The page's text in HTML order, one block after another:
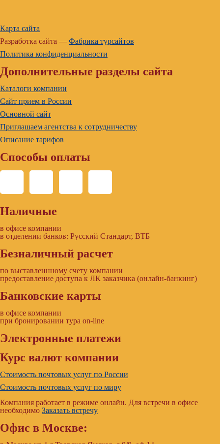
Карта сайта
Разработка сайта — Фабрика турсайтов
Политика конфиденциальности
Дополнительные разделы сайта
Каталоги компании
Сайт прием в России
Основной сайт
Приглашаем агентства к сотрудничеству
Описание тарифов
Способы оплаты
Наличные
в офисе компании
в отделении банков: Русский Стандарт, ВТБ
Безналичный расчет
по выставленнному счету компании
предоставление доступа к ЛК заказчика (онлайн-банкинг)
Банковские карты
в офисе компании
при бронировании тура on-line
Электронные платежи
Курс валют компании
Стоимость почтовых услуг по России
Стоимость почтовых услуг по миру
Компания работает в режиме онлайн. Для встречи в офисе
необходимо Заказать встречу
Офис в Москве: